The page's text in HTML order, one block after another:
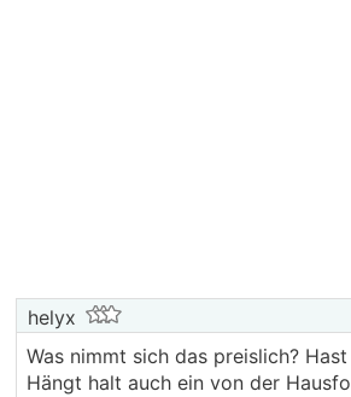
helyx
Was nimmt sich das preislich?
Hängt halt auch ein von der